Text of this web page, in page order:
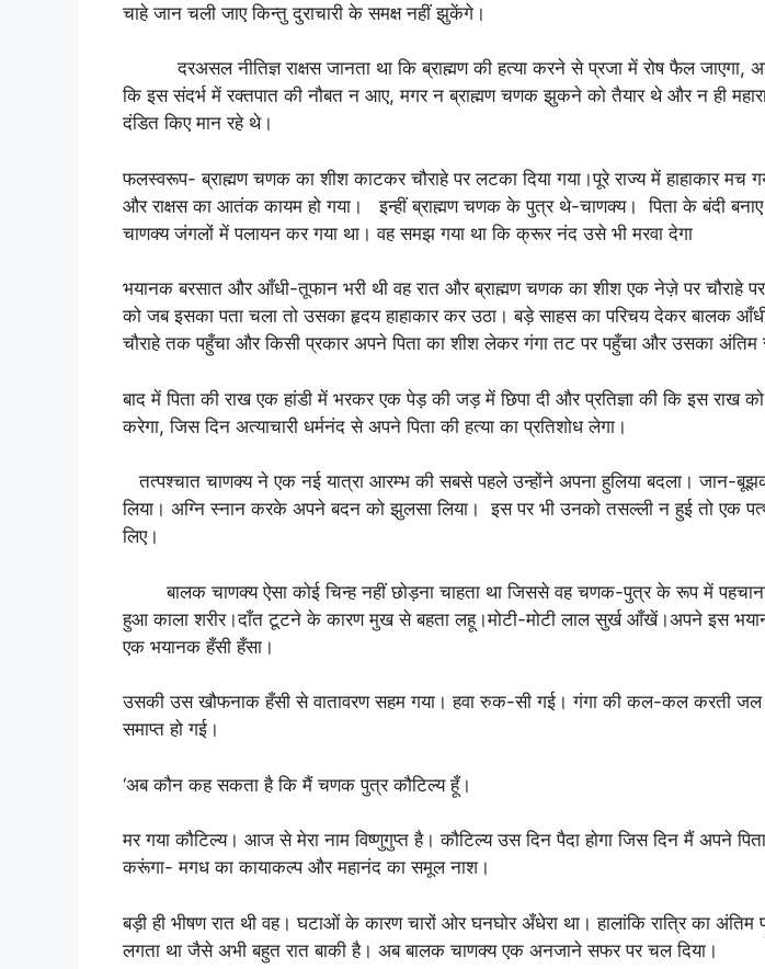
चाहे जान चली जाए किन्तु दुराचारी के समक्ष नहीं झुकेंगे।
दरअसल नीतिज्ञ राक्षस जानता था कि ब्राह्मण की हत्या करने से प्रजा में रोष फैल जाएगा,
कि इस संदर्भ में रक्तपात की नौबत न आए, मगर न ब्राह्मण चणक झुकने को तैयार थे और न ही
दंडित किए मान रहे थे।
फलस्वरूप- ब्राह्मण चणक का शीश काटकर चौराहे पर लटका दिया गया।पूरे राज्य में हाहाकार मच
और राक्षस का आतंक कायम हो गया। इन्हीं ब्राह्मण चणक के पुत्र थे-चाणक्य। पिता के बंदी
चाणक्य जंगलों में पलायन कर गया था। वह समझ गया था कि क्रूर नंद उसे भी मरवा देगा
भयानक बरसात और आँधी-तूफान भरी थी वह रात और ब्राह्मण चणक का शीश एक नेज़े पर चौराहे
को जब इसका पता चला तो उसका हृदय हाहाकार कर उठा। बड़े साहस का परिचय देकर बालक
चौराहे तक पहुँचा और किसी प्रकार अपने पिता का शीश लेकर गंगा तट पर पहुँचा और उसका अंतिम
बाद में पिता की राख एक हांडी में भरकर एक पेड़ की जड़ में छिपा दी और प्रतिज्ञा की कि इस राख को
करेगा, जिस दिन अत्याचारी धर्मनंद से अपने पिता की हत्या का प्रतिशोध लेगा।
तत्पश्चात चाणक्य ने एक नई यात्रा आरम्भ की सबसे पहले उन्होंने अपना हुलिया बदला। जान-
लिया। अग्नि स्नान करके अपने बदन को झुलसा लिया। इस पर भी उनको तसल्ली न हुई तो एक
लिए।
बालक चाणक्य ऐसा कोई चिन्ह नहीं छोड़ना चाहता था जिससे वह चणक-पुत्र के रूप में
हुआ काला शरीर।दाँत टूटने के कारण मुख से बहता लहू।मोटी-मोटी लाल सुर्ख आँखें।अपने इस
एक भयानक हँसी हँसा।
उसकी उस खौफनाक हँसी से वातावरण सहम गया। हवा रुक-सी गई। गंगा की कल-कल करती जल
समाप्त हो गई।
‘अब कौन कह सकता है कि मैं चणक पुत्र कौटिल्य हूँ।
मर गया कौटिल्य। आज से मेरा नाम विष्णुगुप्त है। कौटिल्य उस दिन पैदा होगा जिस दिन मैं अपने
करूंगा- मगध का कायाकल्प और महानंद का समूल नाश।
बड़ी ही भीषण रात थी वह। घटाओं के कारण चारों ओर घनघोर अँधेरा था। हालांकि रात्रि का अंतिम
लगता था जैसे अभी बहुत रात बाकी है। अब बालक चाणक्य एक अनजाने सफर पर चल दिया।